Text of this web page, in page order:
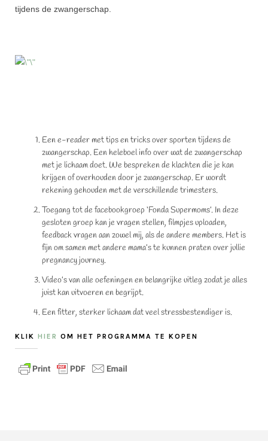
tijdens de zwangerschap.
Een e-reader met tips en tricks over sporten tijdens de
zwangerschap. Een heleboel info over wat de zwangerschap
met je lichaam doet. We bespreken de klachten die je kan
krijgen of overhouden door je zwangerschap. Er wordt
rekening gehouden met de verschillende trimesters.
Toegang tot de facebookgroep ‘Fonda Supermoms’. In deze
gesloten groep kan je vragen stellen, filmpjes uploaden,
feedback vragen aan zowel mij, als de andere members. Het is
fijn om samen met andere mama’s te kunnen praten over jullie
pregnancy journey.
Video’s van alle oefeningen en belangrijke uitleg zodat je alles
juist kan uitvoeren en begrijpt.
Een fitter, sterker lichaam dat veel stressbestendiger is.
KLIK HIER OM HET PROGRAMMA TE KOPEN